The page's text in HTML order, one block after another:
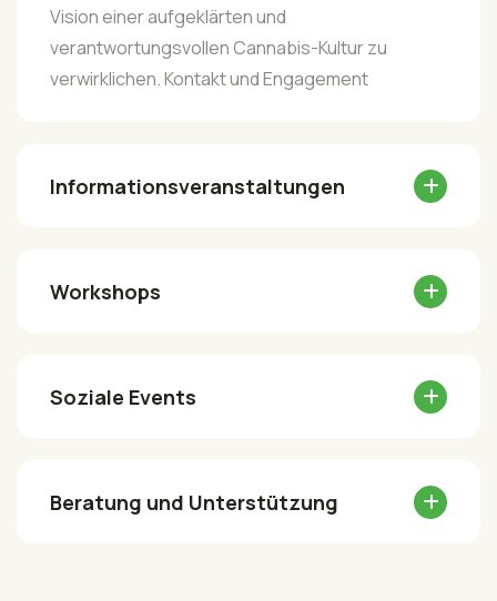
Vision einer aufgeklärten und
verantwortungsvollen Cannabis-Kultur zu
verwirklichen. Kontakt und Engagement
Informationsveranstaltungen
Workshops
Soziale Events
Beratung und Unterstützung